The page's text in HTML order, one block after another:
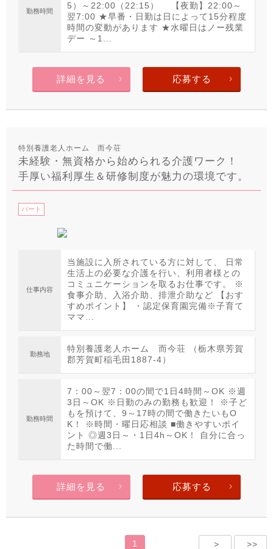
勤務時間
5）～22:00（22:15） 【夜勤】22:00～
翌7:00 ★早番・日勤は日によって15分程度
時間の変動があります ★水曜日はノー残業
デー ～1...
詳細を見る 応募する
特別養護老人ホーム 而今荘
未経験・無資格から始められる介護ワーク！
手厚い福利厚生＆研修制度が魅力の環境です。
パート
仕事内容
当施設に入所されている方に対して、 日常
生活上の必要な介護を行い、利用者様との
コミュニケーションを取るお仕事です。 ※
食事介助、入浴介助、排泄介助など 【おす
すめポイント】 ・認定保育園完備※子育て
ママ...
勤務地
特別養護老人ホーム 而今荘 （栃木県芳賀
郡芳賀町稲毛田1887-4）
勤務時間
7：00～翌7：00の間で1日4時間～OK ※週
3日～OK ※日勤のみの勤務も歓迎！ ※子ど
もを預けて、9～17時の間で働きたいもO
K！ ※時間・曜日応相談 ■働きやすいポイ
ント ◎週3日～・1日4h～OK！ 自分に合っ
た時間で働...
詳細を見る 応募する
1 > >>